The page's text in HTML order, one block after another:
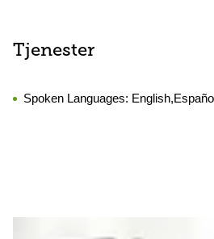
Tjenester
Spoken Languages: